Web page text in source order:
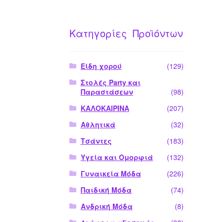
Κατηγορίες Προϊόντων
Είδη χορού
(129)
Στολές Party και
Παραστάσεων
(98)
ΚΑΛΟΚΑΙΡΙΝΑ
(207)
Αθλητικά
(32)
Τσάντες
(183)
Υγεία και Ομορφιά
(132)
Γυναικεία Μόδα
(226)
Παιδική Μόδα
(74)
Ανδρική Μόδα
(8)